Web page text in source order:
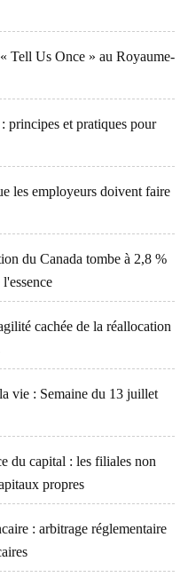
Tell Us Once » au Royaume-
principes et pratiques pour
les employeurs doivent faire
du Canada tombe à 2,8 %
cachée de la réallocation
vie : Semaine du 13 juillet
du capital : les filiales non
propres
: arbitrage réglementaire